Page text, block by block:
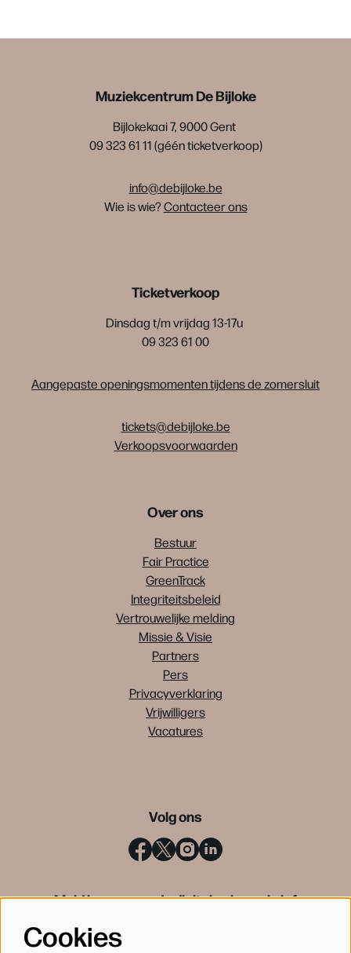
Muziekcentrum De Bijloke
Bijlokekaai 7, 9000 Gent
09 323 61 11 (géén ticketverkoop)
info@debijloke.be
Wie is wie?Contacteer ons
Ticketverkoop
Dinsdag t/m vrijdag 13-17u
09 323 61 00
Aangepaste openingsmomenten tijdens de zomersluit
tickets@debijloke.be
Verkoopsvoorwaarden
Over ons
Bestuur
Fair Practice
GreenTrack
Integriteitsbeleid
Vertrouwelijke melding
Missie & Visie
Partners
Pers
Privacyverklaring
Vrijwilligers
Vacatures
Volg ons
Meld je aan voor de digitale nieuwsbrief
Cookies